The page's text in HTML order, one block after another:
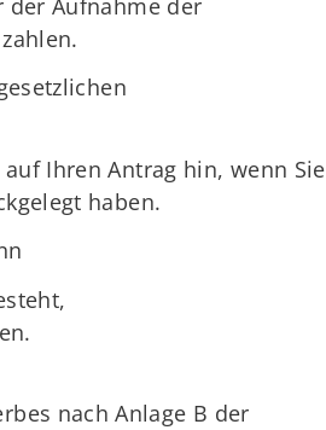
Ihren Antrag hin, wenn Sie
haben.
nach Anlage B der